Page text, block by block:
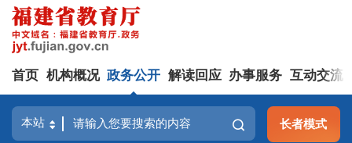
首页 机构概况 政务公开 解读回应 办事服务 互动交流
长者模式